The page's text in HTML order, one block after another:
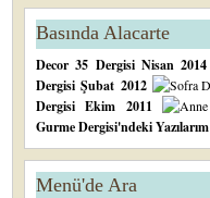
Basında Alacarte
Decor 35 Dergisi Nisan 2014
Dergisi Şubat 2012
Dergisi Ekim 2011
Gurme Dergisi'ndeki Yazılarım
Menü'de Ara